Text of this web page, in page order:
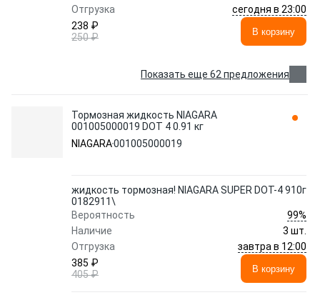
Отгрузка
сегодня в 23:00
238 ₽
250 ₽
В корзину
Показать еще 62 предложения
Тормозная жидкость NIAGARA
001005000019 DOT 4 0.91 кг
NIAGARA001005000019
жидкость тормозная! NIAGARA SUPER DOT-4 910г
0182911\
Вероятность
99%
Наличие
3 шт.
Отгрузка
завтра в 12:00
385 ₽
405 ₽
В корзину